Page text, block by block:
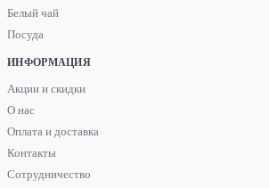
Белый чай
Посуда
ИНФОРМАЦИЯ
Акции и скидки
О нас
Оплата и доставка
Контакты
Сотрудничество